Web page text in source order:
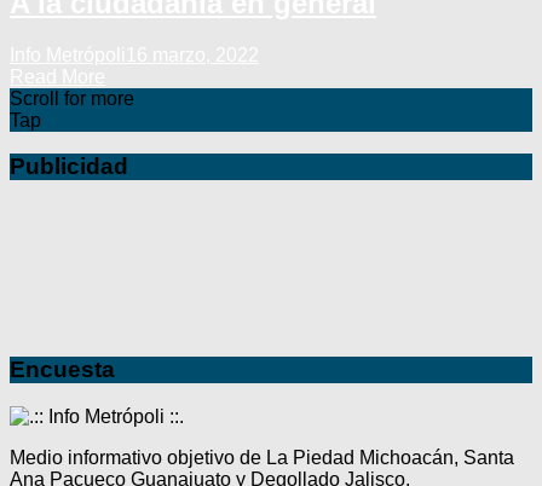
Scroll for more
Tap
Publicidad
Encuesta
Medio informativo objetivo de La Piedad Michoacán, Santa
Ana Pacueco Guanajuato y Degollado Jalisco.